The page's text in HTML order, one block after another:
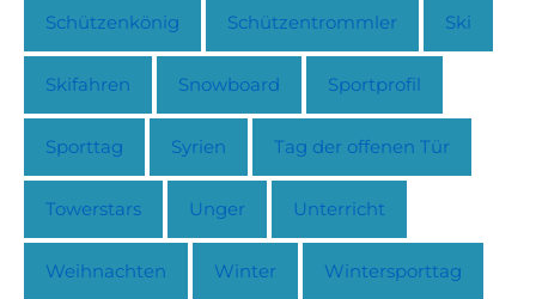
Schützenkönig Schützentrommler Ski
Skifahren Snowboard Sportprofil
Sporttag Syrien Tag der offenen Tür
Towerstars Unger Unterricht
Weihnachten Winter Wintersporttag